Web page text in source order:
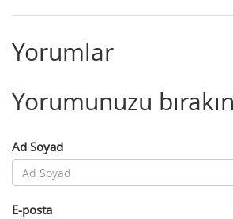
Yorumlar
Yorumunuzu bırakın
Ad Soyad
E-posta